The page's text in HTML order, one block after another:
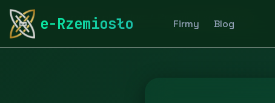
e-Rzemiosło Firmy Blog
rymarstwo-poznan.pl